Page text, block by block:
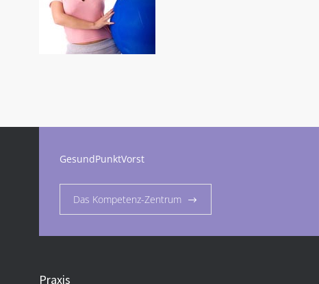
GesundPunktVorst
Das Kompetenz-Zentrum
Praxis